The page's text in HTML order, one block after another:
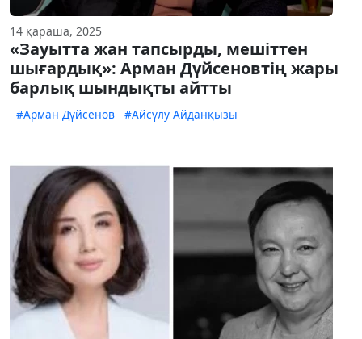
14 қараша, 2025
«Зауытта жан тапсырды, мешіттен
шығардық»: Арман Дүйсеновтің жары
барлық шындықты айтты
#Арман Дүйсенов #Айсұлу Айданқызы